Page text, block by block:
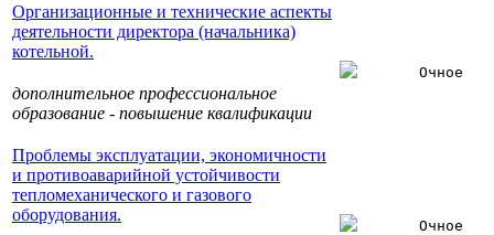
Организационные и технические аспекты
деятельности директора (начальника)
котельной.
дополнительное профессиональное
образование - повышение квалификации
Очное
Проблемы эксплуатации, экономичности
и противоаварийной устойчивости
тепломеханического и газового
оборудования.
Очное